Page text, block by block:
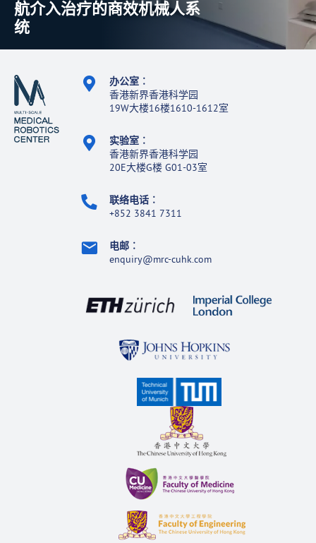
航介入治疗的商效机械人系
统
办公室 ︰
香港新界香港科学园
19W大楼16楼1610-1612室
实验室 ︰
香港新界香港科学园
20E大楼G楼 G01-03室
联络电话 ︰
+852 3841 7311
电邮 ︰
enquiry@mrc-cuhk.com